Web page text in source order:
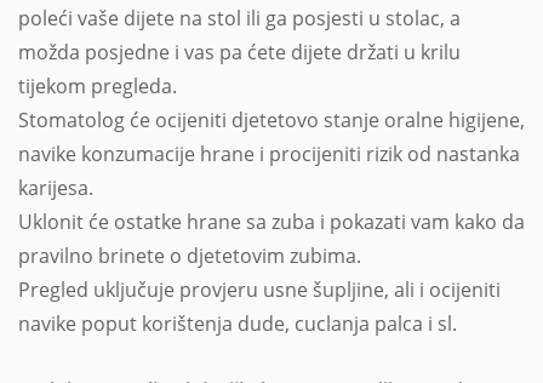
poleći vaše dijete na stol ili ga posjesti u stolac, a
možda posjedne i vas pa ćete dijete držati u krilu
tijekom pregleda.
Stomatolog će ocijeniti djetetovo stanje oralne higijene,
navike konzumacije hrane i procijeniti rizik od nastanka
karijesa.
Uklonit će ostatke hrane sa zuba i pokazati vam kako da
pravilno brinete o djetetovim zubima.
Pregled uključuje provjeru usne šupljine, ali i ocijeniti
navike poput korištenja dude, cuclanja palca i sl.